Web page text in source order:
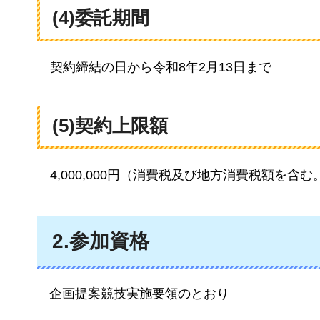
(4)委託期間
契約締結の日から令和8年2月13日まで
(5)契約上限額
4,000,000円（消費税及び地方消費税額を含む
2.参加資格
企画提案競技実施要領のとおり